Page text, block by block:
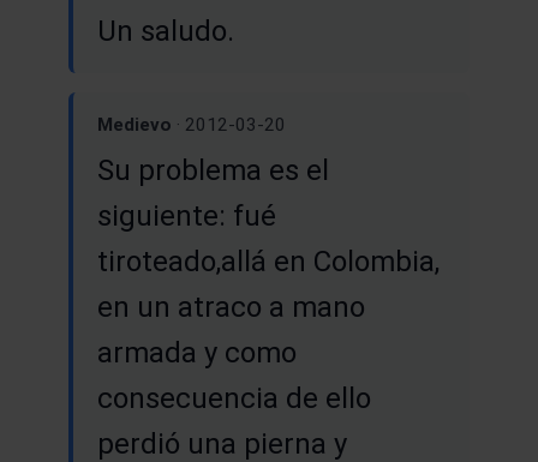
Un saludo.
Medievo · 2012-03-20
Su problema es el
siguiente: fué
tiroteado,allá en Colombia,
en un atraco a mano
armada y como
consecuencia de ello
perdió una pierna y